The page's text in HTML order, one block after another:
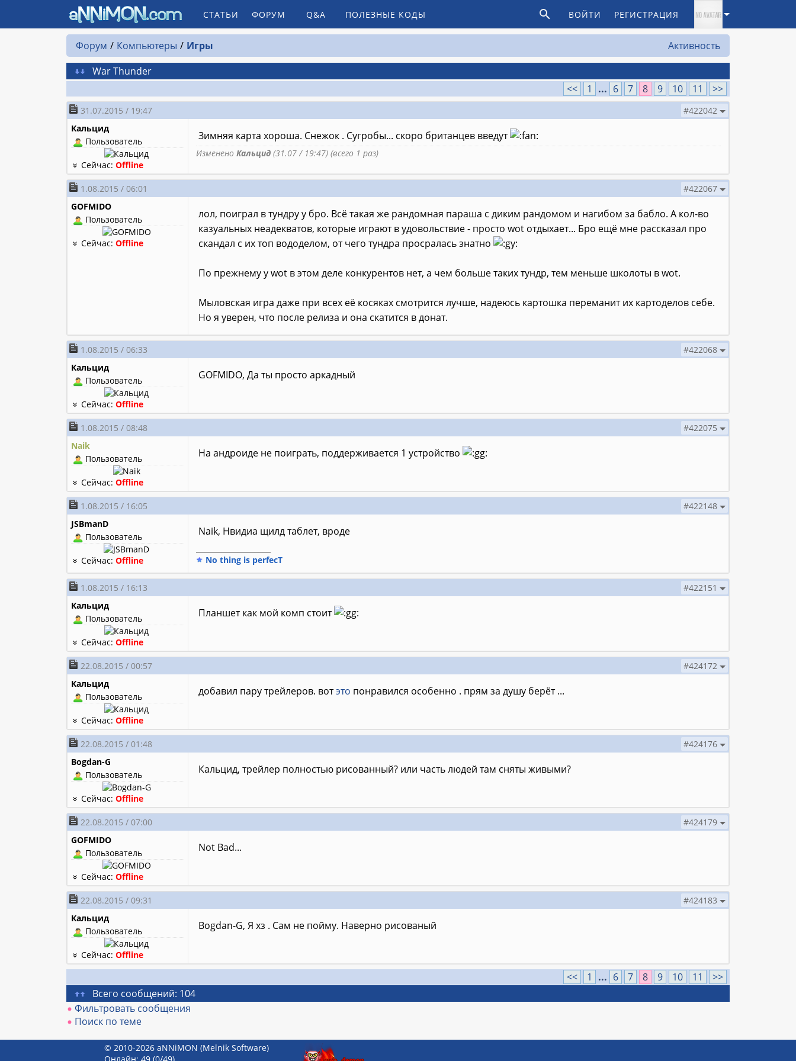
СТАТЬИ ФОРУМ Q&A ПОЛЕЗНЫЕ КОДЫ ВОЙТИ РЕГИСТРАЦИЯ
Форум Компьютеры Игры
Активность
War Thunder
<<
1 ... 6 7 8 9 10 11 >>
31.07.2015 / 19:47
#422042
Кальцид
Пользователь
Сейчас:Offline
Зимняя карта хороша. Снежок . Сугробы... скоро британцев введут
Изменено Кальцид(31.07 / 19:47) (всего 1 раз)
1.08.2015 / 06:01
#422067
GOFMIDO
Пользователь
Сейчас:Offline
лол, поиграл в тундру у бро. Всё такая же рандомная параша с диким рандомом и нагибом за бабло. А кол-во
казуальных неадекватов, которые играют в удовольствие - просто wot отдыхает... Бро ещё мне рассказал про
скандал с их топ вододелом, от чего тундра просралась знатно
По прежнему у wot в этом деле конкурентов нет, а чем больше таких тундр, тем меньше школоты в wot.
Мыловская игра даже при всех её косяках смотрится лучше, надеюсь картошка переманит их картоделов себе.
Но я уверен, что после релиза и она скатится в донат.
1.08.2015 / 06:33
#422068
Кальцид
Пользователь
Сейчас:Offline
GOFMIDO, Да ты просто аркадный
1.08.2015 / 08:48
#422075
Naik
Пользователь
Сейчас:Offline
На андроиде не поиграть, поддерживается 1 устройство
1.08.2015 / 16:05
#422148
JSBmanD
Пользователь
Сейчас:Offline
Naik, Нвидиа щилд таблет, вроде
No thing is perfecT
1.08.2015 / 16:13
#422151
Кальцид
Пользователь
Сейчас:Offline
Планшет как мой комп стоит
22.08.2015 / 00:57
#424172
Кальцид
Пользователь
Сейчас:Offline
добавил пару трейлеров. вотэто понравился особенно . прям за душу берёт ...
22.08.2015 / 01:48
#424176
Bogdan-G
Пользователь
Сейчас:Offline
Кальцид, трейлер полностью рисованный? или часть людей там сняты живыми?
22.08.2015 / 07:00
#424179
GOFMIDO
Пользователь
Сейчас:Offline
Not Bad...
22.08.2015 / 09:31
#424183
Кальцид
Пользователь
Сейчас:Offline
Bogdan-G, Я хз . Сам не пойму. Наверно рисованый
<< 1 ... 6 7 8 9 10 11
>>
Всего сообщений: 104
Фильтровать сообщения
Поиск по теме
© 2010-2026 aNNiMON (Melnik Software)
Онлайн: 49 (0/49)